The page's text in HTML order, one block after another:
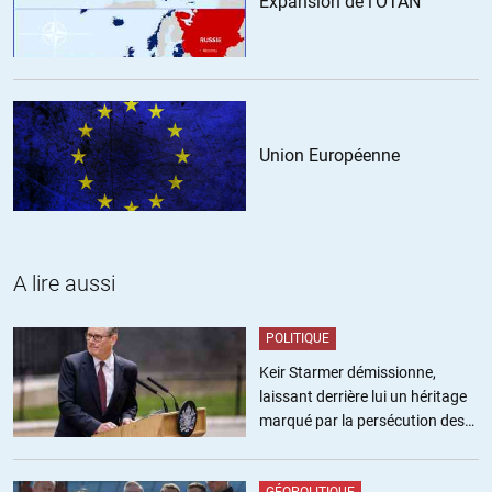
ans (*) C’est plus que pendant la crise de 1929, ou qu’en Grèce
ces dernières années.
pouvoir d’achat, réduire les retraites, améliorer les services
publics…. toutes choses qui demandent de la croissance du PIB,
donc plus d’énergie.
En d’autres termes, l’incohérence vient du refus de voir que la
energetique/l-energie-et-nous/lenergie-de-quoi-sagit-il-
exactement/
+4
Union Européenne
A lire aussi
POLITIQUE
Keir Starmer démissionne,
laissant derrière lui un héritage
marqué par la persécution des